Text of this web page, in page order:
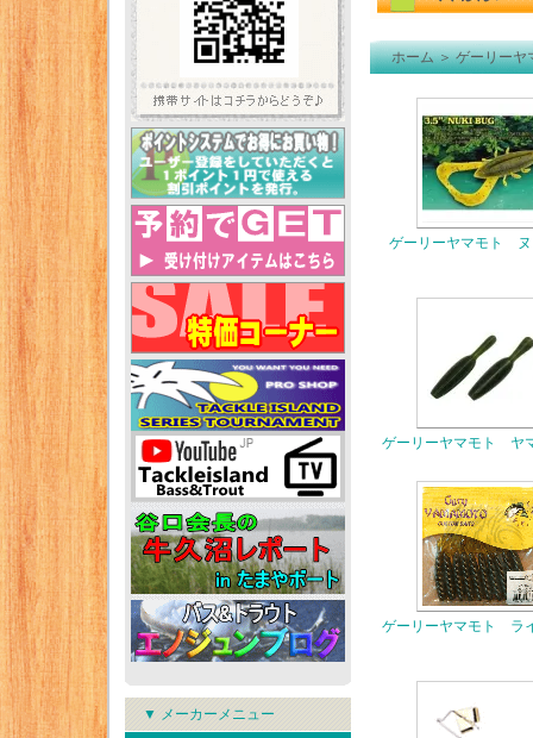
▼ メーカーメニュー
ホーム＞ゲーリーヤ
ゲーリーヤマモト ヌ
ゲーリーヤマモト ヤ
ゲーリーヤマモト ラ